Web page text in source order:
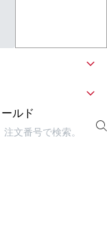
ルド